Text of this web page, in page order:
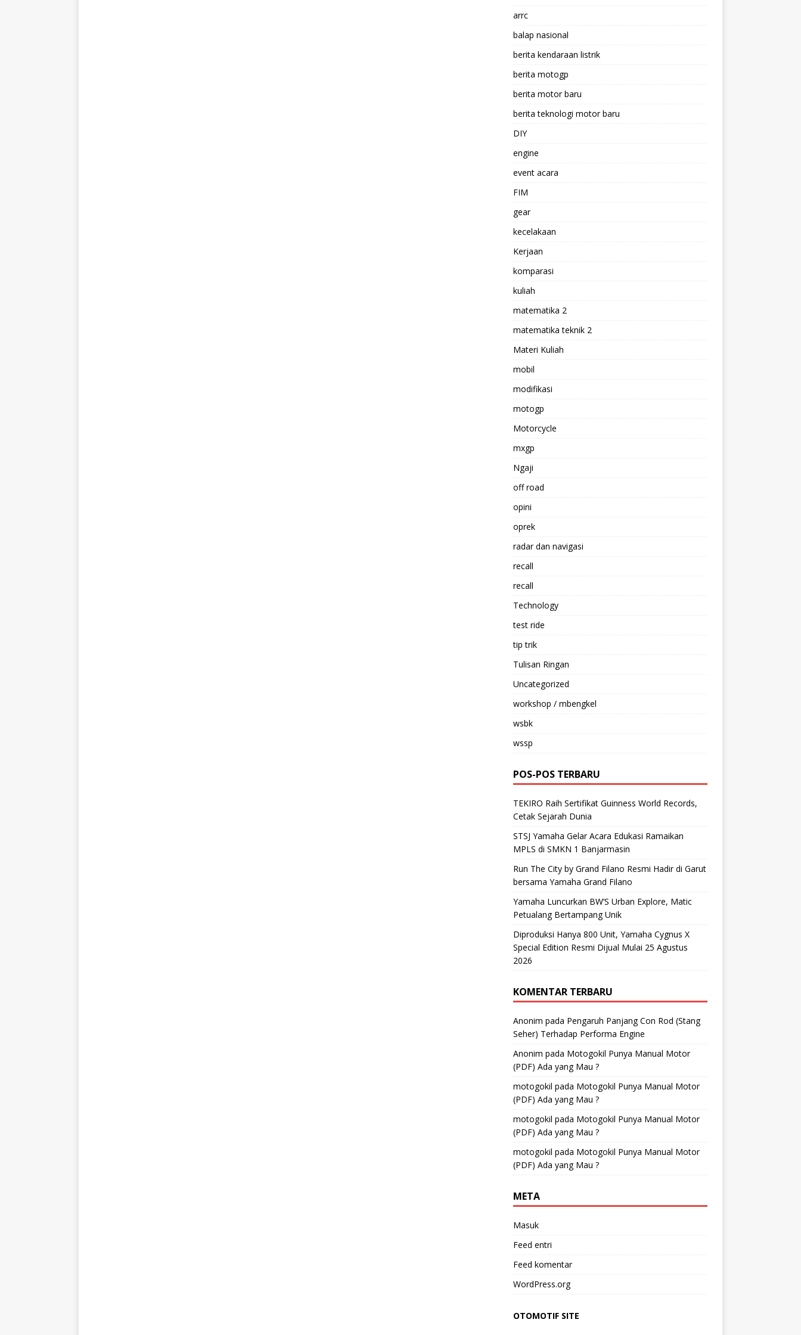
arrc
balap nasional
berita kendaraan listrik
berita motogp
berita motor baru
berita teknologi motor baru
DIY
engine
event acara
FIM
gear
kecelakaan
Kerjaan
komparasi
kuliah
matematika 2
matematika teknik 2
Materi Kuliah
mobil
modifikasi
motogp
Motorcycle
mxgp
Ngaji
off road
opini
oprek
radar dan navigasi
recall
recall
Technology
test ride
tip trik
Tulisan Ringan
Uncategorized
workshop / mbengkel
wsbk
wssp
POS-POS TERBARU
TEKIRO Raih Sertifikat Guinness World Records,
Cetak Sejarah Dunia
STSJ Yamaha Gelar Acara Edukasi Ramaikan
MPLS di SMKN 1 Banjarmasin
Run The City by Grand Filano Resmi Hadir di Garut
bersama Yamaha Grand Filano
Yamaha Luncurkan BW’S Urban Explore, Matic
Petualang Bertampang Unik
Diproduksi Hanya 800 Unit, Yamaha Cygnus X
Special Edition Resmi Dijual Mulai 25 Agustus
2026
KOMENTAR TERBARU
Anonim pada Pengaruh Panjang Con Rod (Stang
Seher) Terhadap Performa Engine
Anonim pada Motogokil Punya Manual Motor
(PDF) Ada yang Mau ?
motogokil pada Motogokil Punya Manual Motor
(PDF) Ada yang Mau ?
motogokil pada Motogokil Punya Manual Motor
(PDF) Ada yang Mau ?
motogokil pada Motogokil Punya Manual Motor
(PDF) Ada yang Mau ?
META
Masuk
Feed entri
Feed komentar
WordPress.org
OTOMOTIF SITE